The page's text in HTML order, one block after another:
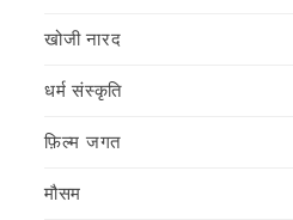
खोजी नारद
धर्म संस्कृति
फ़िल्‍म जगत
मौसम